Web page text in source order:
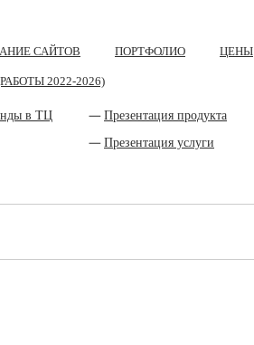
САЙТОВ ПОРТФОЛИО ЦЕНЫ
2022-2026)
в ТЦ
Презентация продукта
Презентация услуги